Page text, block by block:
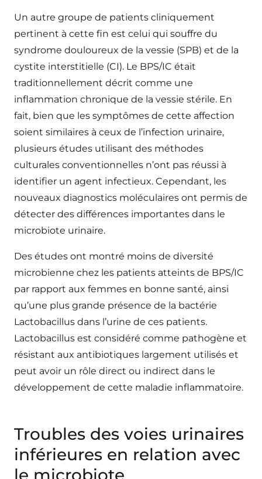
Un autre groupe de patients cliniquement
pertinent à cette fin est celui qui souffre du
syndrome douloureux de la vessie (SPB) et de la
cystite interstitielle (CI). Le BPS/IC était
traditionnellement décrit comme une
inflammation chronique de la vessie stérile. En
fait, bien que les symptômes de cette affection
soient similaires à ceux de l’infection urinaire,
plusieurs études utilisant des méthodes
culturales conventionnelles n’ont pas réussi à
identifier un agent infectieux. Cependant, les
nouveaux diagnostics moléculaires ont permis de
détecter des différences importantes dans le
microbiote urinaire.
Des études ont montré moins de diversité
microbienne chez les patients atteints de BPS/IC
par rapport aux femmes en bonne santé, ainsi
qu’une plus grande présence de la bactérie
Lactobacillus dans l’urine de ces patients.
Lactobacillus est considéré comme pathogène et
résistant aux antibiotiques largement utilisés et
peut avoir un rôle direct ou indirect dans le
développement de cette maladie inflammatoire.
Troubles des voies urinaires
inférieures en relation avec
le microbiote